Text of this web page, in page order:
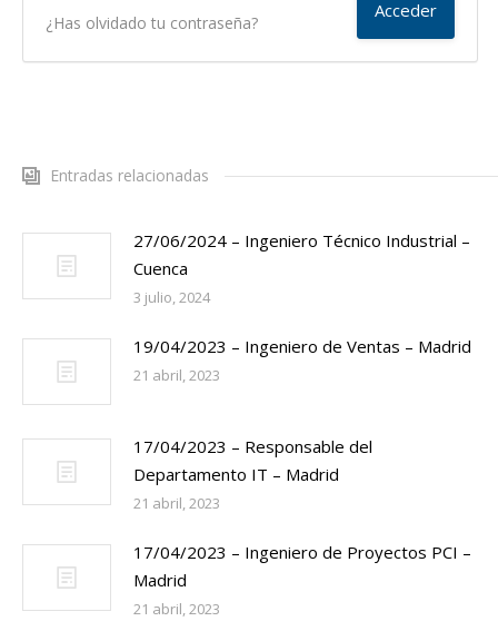
¿Has olvidado tu contraseña?
Entradas relacionadas
27/06/2024 – Ingeniero Técnico Industrial –
Cuenca
3 julio, 2024
19/04/2023 – Ingeniero de Ventas – Madrid
21 abril, 2023
17/04/2023 – Responsable del
Departamento IT – Madrid
21 abril, 2023
17/04/2023 – Ingeniero de Proyectos PCI –
Madrid
21 abril, 2023